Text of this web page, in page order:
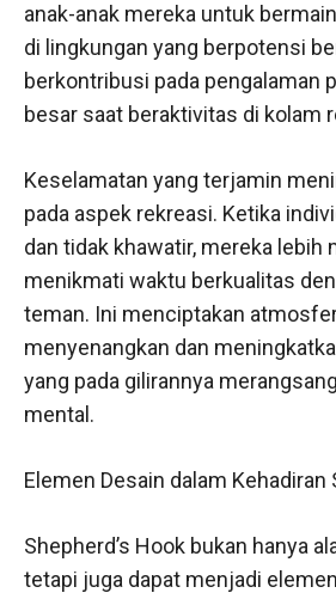
anak-anak mereka untuk
di lingkungan yang berpotensi
berkontribusi pada pengalaman
besar saat beraktivitas di kolam
Keselamatan yang terjamin
pada aspek rekreasi. Ketika
dan tidak khawatir, mereka lebih
menikmati waktu berkualitas
teman. Ini menciptakan
menyenangkan dan
yang pada gilirannya
mental.
Elemen Desain dalam Kehadiran
Shepherd’s Hook bukan hanya
tetapi juga dapat menjadi